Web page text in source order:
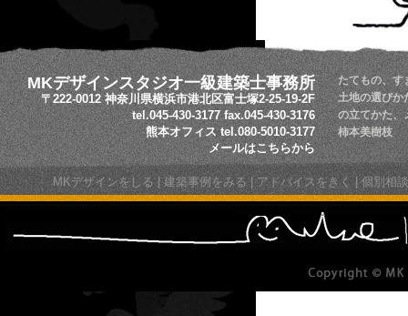
MKデザインスタジオ一級建築士事務所
〒222-0012 神奈川県横浜市港北区富士塚2-25-19-2F
tel.045-430-3177 fax.045-430-3176
熊本オフィス tel.080-5010-3177
メールはこちらから
たてもの、す
土地の選びか
の立てかた、
柿本美樹枝
MKデザインをしる|建築事例をみる|アドバイスをきく|個別相